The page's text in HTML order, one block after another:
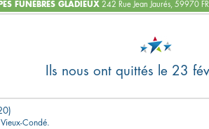
FUNÈBRES GLADIEUX 242 Rue Jean Jaurés, 59970
Ils nous ont quittés le 23
Condé.